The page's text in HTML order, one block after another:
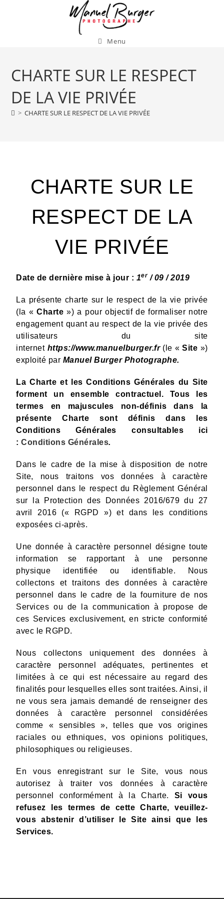
Menu
CHARTE SUR LE RESPECT
DE LA VIE PRIVÉE​
> CHARTE SUR LE RESPECT DE LA VIE PRIVÉE​
CHARTE SUR LE
RESPECT DE LA
VIE PRIVÉE
Date de dernière mise à jour : 1er / 09 / 2019
La présente charte sur le respect de la vie privée
(la «Charte ») a pour objectif de formaliser notre
engagement quant au respect de la vie privée des
utilisateurs du site
internet https://www.manuelburger.fr (le «Site »)
exploité par Manuel Burger Photographe.
La Charte et les Conditions Générales du Site
forment un ensemble contractuel.
Tous les
termes en majuscules non-définis dans la
présente Charte sont définis dans les
Conditions Générales consultables ici
:Conditions Générales.
Dans le cadre de la mise à disposition de notre
Site, nous traitons vos données à caractère
personnel dans le respect du Règlement Général
sur la Protection des Données 2016/679 du 27
avril 2016 (« RGPD ») et dans les conditions
exposées ci-après.
Une donnée à caractère personnel désigne toute
information se rapportant à une personne
physique identifiée ou identifiable. Nous
collectons et traitons des données à caractère
personnel dans le cadre de la fourniture de nos
Services ou de la communication à propose de
ces Services exclusivement, en stricte conformité
avec le RGPD.
Nous collectons uniquement des données à
caractère personnel adéquates, pertinentes et
limitées à ce qui est nécessaire au regard des
finalités pour lesquelles elles sont traitées. Ainsi, il
ne vous sera jamais demandé de renseigner des
données à caractère personnel considérées
comme « sensibles », telles que vos origines
raciales ou ethniques, vos opinions politiques,
philosophiques ou religieuses.
En vous enregistrant sur le Site, vous nous
autorisez à traiter vos données à caractère
personnel conformément à la Charte. Si vous
refusez les termes de cette Charte, veuillez-
vous abstenir d’utiliser le Site ainsi que les
Services.